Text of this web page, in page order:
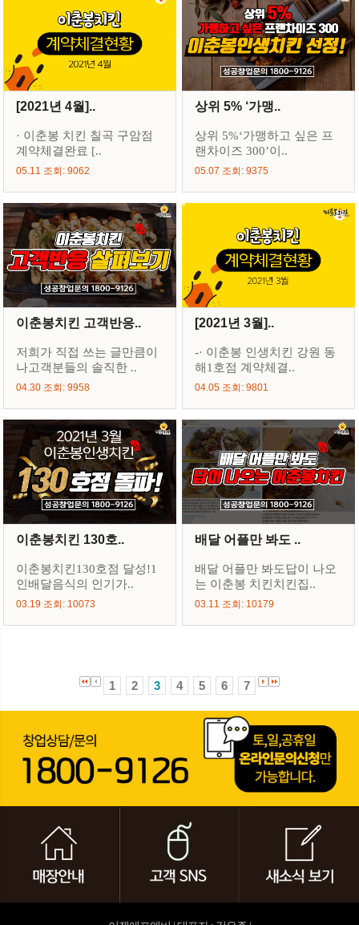
[2021년 4월]..
· 이춘봉 치킨 칠곡 구암점
계약체결완료 [..
05.11 조회: 9062
상위 5% ‘가맹..
상위 5%‘가맹하고 싶은 프
랜차이즈 300’이..
05.07 조회: 9375
이춘봉치킨 고객반응..
저희가 직접 쓰는 글만큼이
나고객분들의 솔직한 ..
04.30 조회: 9958
[2021년 3월]..
-· 이춘봉 인생치킨 강원 동
해1호점 계약체결..
04.05 조회: 9801
이춘봉치킨 130호..
이춘봉치킨130호점 달성!1
인배달음식의 인기가..
03.19 조회: 10073
배달 어플만 봐도 ..
배달 어플만 봐도답이 나오
는 이춘봉 치킨치킨집..
03.11 조회: 10179
1 2 3 4 5 6 7